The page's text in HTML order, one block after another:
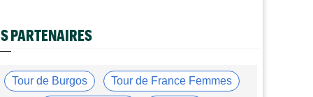
profil…
La surprise Francisco Campos remporte la 1ère étape
PARTENAIRES
Tour de Burgos Tour de France Femmes